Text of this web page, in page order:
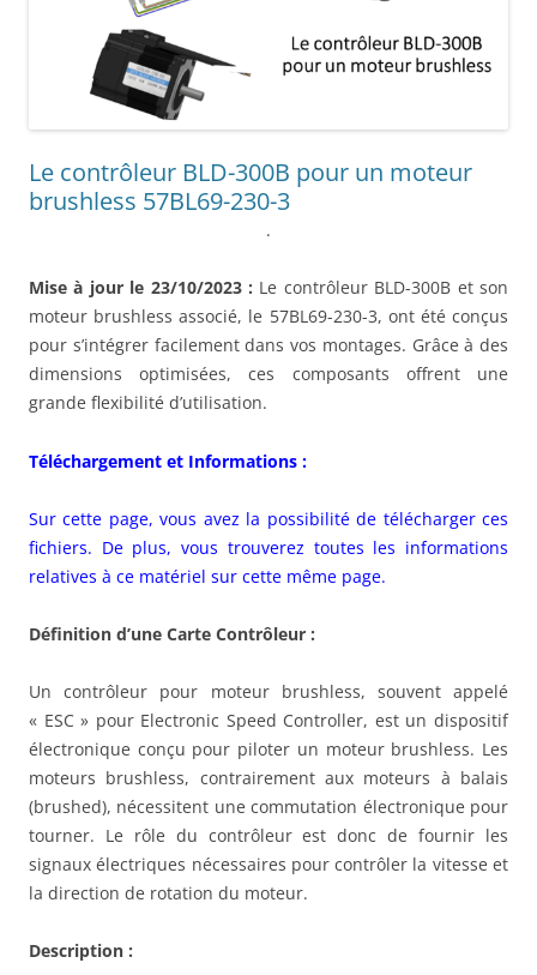
Le contrôleur BLD-300B pour un moteur
brushless 57BL69-230-3
.
Mise à jour le 23/10/2023 : Le contrôleur BLD-300B et son
moteur brushless associé, le 57BL69-230-3, ont été conçus
pour s’intégrer facilement dans vos montages. Grâce à des
dimensions optimisées, ces composants offrent une
grande flexibilité d’utilisation.
Téléchargement et Informations :
Sur cette page, vous avez la possibilité de télécharger ces
fichiers. De plus, vous trouverez toutes les informations
relatives à ce matériel sur cette même page.
Définition d’une Carte Contrôleur :
Un contrôleur pour moteur brushless, souvent appelé
« ESC » pour Electronic Speed Controller, est un dispositif
électronique conçu pour piloter un moteur brushless. Les
moteurs brushless, contrairement aux moteurs à balais
(brushed), nécessitent une commutation électronique pour
tourner. Le rôle du contrôleur est donc de fournir les
signaux électriques nécessaires pour contrôler la vitesse et
la direction de rotation du moteur.
Description :